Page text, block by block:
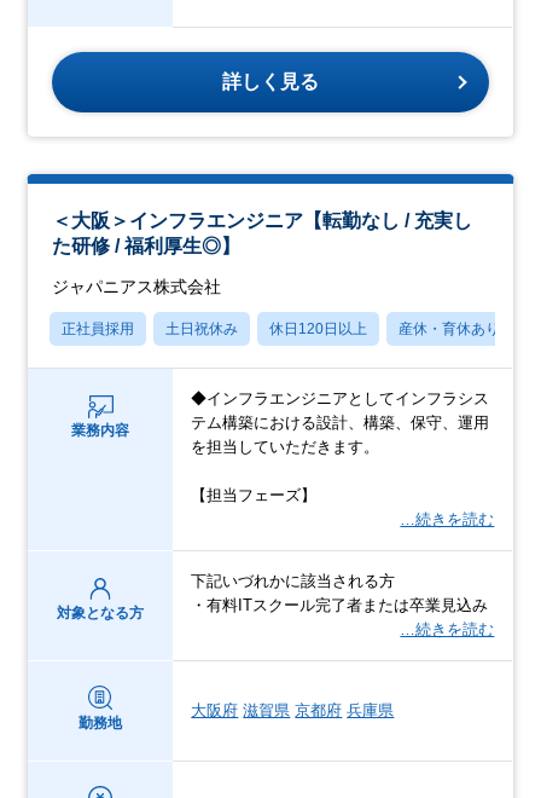
詳しく見る
＜大阪＞インフラエンジニア【転勤なし / 充実し
た研修 / 福利厚生◎】
ジャパニアス株式会社
正社員採用 土日祝休み 休日120日以上 産休・育休あり
業務内容
◆インフラエンジニアとしてインフラシス
テム構築における設計、構築、保守、運用
を担当していただきます。
【担当フェーズ】
…続きを読む
対象となる方
下記いづれかに該当される方
・有料ITスクール完了者または卒業見込み
…続きを読む
勤務地
大阪府 滋賀県 京都府 兵庫県